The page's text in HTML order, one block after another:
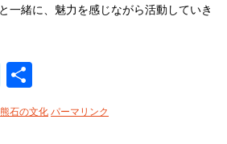
一緒に、魅力を感じながら活動していき
Hatena
有
熊石の文化 パーマリンク